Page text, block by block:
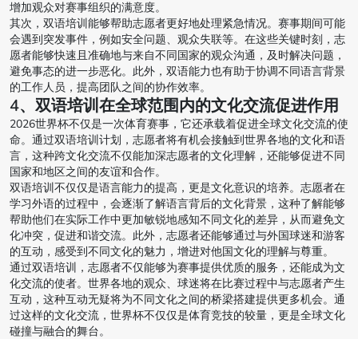
增加观众对赛事组织的满意度。
其次，双语培训能够帮助志愿者更好地处理紧急情况。赛事期间可能
会遇到突发事件，例如安全问题、观众失联等。在这些关键时刻，志
愿者能够快速且准确地与来自不同国家的观众沟通，及时解决问题，
避免事态的进一步恶化。此外，双语能力也有助于协调不同语言背景
的工作人员，提高团队之间的协作效率。
4、双语培训在全球范围内的文化交流促进作用
2026世界杯不仅是一次体育赛事，它还承载着促进全球文化交流的使
命。通过双语培训计划，志愿者将有机会接触到世界各地的文化和语
言，这种跨文化交流不仅能加深志愿者的文化理解，还能够促进不同
国家和地区之间的友谊和合作。
双语培训不仅仅是语言能力的提高，更是文化意识的培养。志愿者在
学习外语的过程中，会逐渐了解语言背后的文化背景，这种了解能够
帮助他们在实际工作中更加敏锐地感知不同文化的差异，从而避免文
化冲突，促进和谐交流。此外，志愿者还能够通过与外国球迷和游客
的互动，感受到不同文化的魅力，增进对他国文化的理解与尊重。
通过双语培训，志愿者不仅能够为赛事提供优质的服务，还能成为文
化交流的使者。世界各地的观众、球迷将在比赛过程中与志愿者产生
互动，这种互动无疑将为不同文化之间的桥梁搭建提供更多机会。通
过这样的文化交流，世界杯不仅仅是体育竞技的较量，更是全球文化
碰撞与融合的舞台。